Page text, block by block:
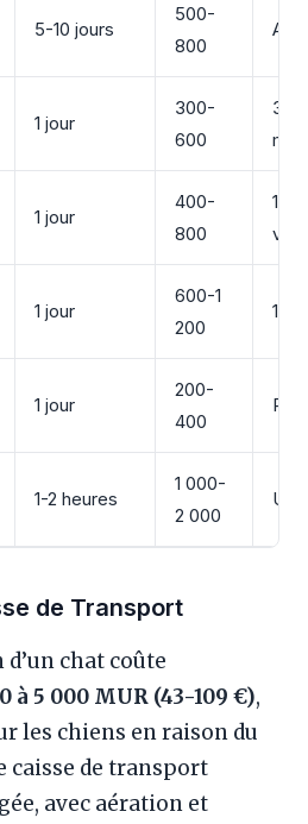
5-10 jours
500-
800
1 jour
300-
600
30
1 jour
400-
800
1-3
1 jour
600-1
200
10
1 jour
200-
400
1-2 heures
1 000-
2 000
de Transport
chat coûte
à 5 000 MUR (43-109 €),
les chiens en raison du
caisse de transport
avec aération et